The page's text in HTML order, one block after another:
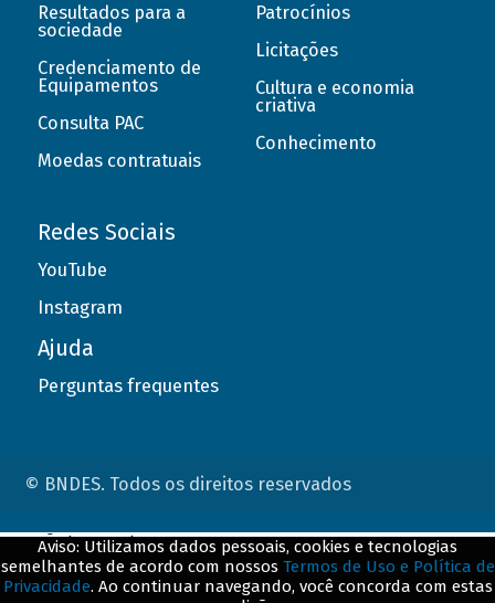
Resultados para a
sociedade
Credenciamento de
Equipamentos
Consulta PAC
Moedas contratuais
Patrocínios
Licitações
Cultura e economia
criativa
Conhecimento
Redes Sociais
YouTube
Instagram
Ajuda
Perguntas frequentes
© BNDES. Todos os direitos reservados
Aviso: Utilizamos dados pessoais, cookies e tecnologias
semelhantes de acordo com nossos Termos de Uso e Política de
Privacidade. Ao continuar navegando, você concorda com estas
ConteÃºdo complementar
${title}${badge}